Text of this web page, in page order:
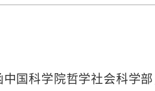
中国科学院哲学社会科学